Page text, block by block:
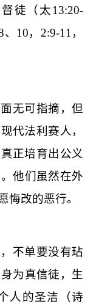
徒（太13:20-
、 10， 2:9-11 ，
无可指摘 ，但
代法利赛人，
正培育出公义
。他们虽然在外
悔改的恶行。
不单要没有玷
为真信徒，生
人的圣洁（诗